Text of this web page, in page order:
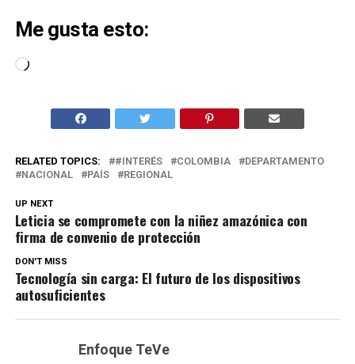
Me gusta esto:
Cargando...
RELATED TOPICS: #INTERÉS COLOMBIA
DEPARTAMENTO
NACIONAL
PAÍS REGIONAL
UP NEXT
Leticia se compromete con la niñez amazónica con
firma de convenio de protección
DON'T MISS
Tecnología sin carga: El futuro de los dispositivos
autosuficientes
Enfoque TeVe